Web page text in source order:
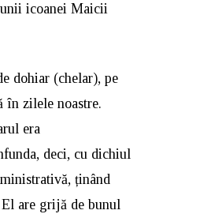
icoanei Maicii
dohiar (chelar), pe
în zilele noastre.
era
deci, cu dichiul
ținând
are grijă de bunul